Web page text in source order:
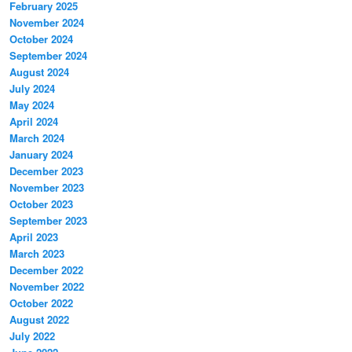
February 2025
November 2024
October 2024
September 2024
August 2024
July 2024
May 2024
April 2024
March 2024
January 2024
December 2023
November 2023
October 2023
September 2023
April 2023
March 2023
December 2022
November 2022
October 2022
August 2022
July 2022